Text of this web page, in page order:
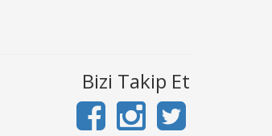
Bizi Takip Et